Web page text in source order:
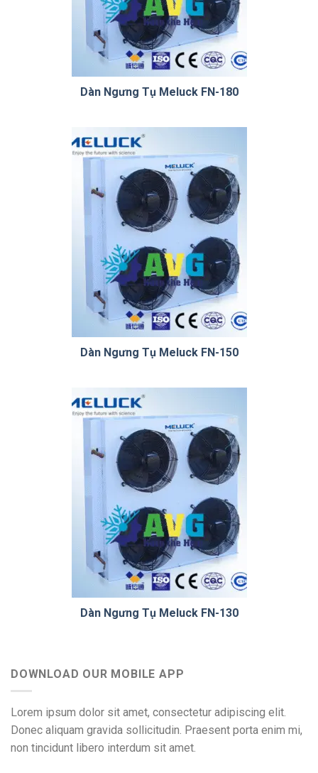
Dàn Ngưng Tụ Meluck FN-180
Dàn Ngưng Tụ Meluck FN-150
Dàn Ngưng Tụ Meluck FN-130
DOWNLOAD OUR MOBILE APP
Lorem ipsum dolor sit amet, consectetur adipiscing elit.
Donec aliquam gravida sollicitudin. Praesent porta enim mi,
non tincidunt libero interdum sit amet.